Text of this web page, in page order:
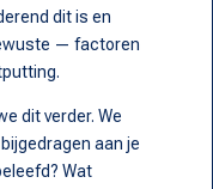
dit is en
— factoren
dit verder. We
aan je
Wat